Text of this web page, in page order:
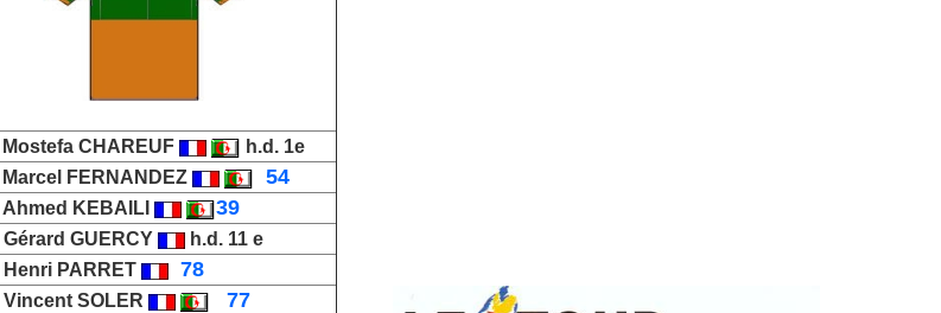
Mostefa CHAREUF
h.d. 1e
Marcel FERNANDEZ 54
Ahmed KEBAILI 39
Gérard GUERCY
h.d. 11 e
Henri PARRET 78
Vincent SOLER 77